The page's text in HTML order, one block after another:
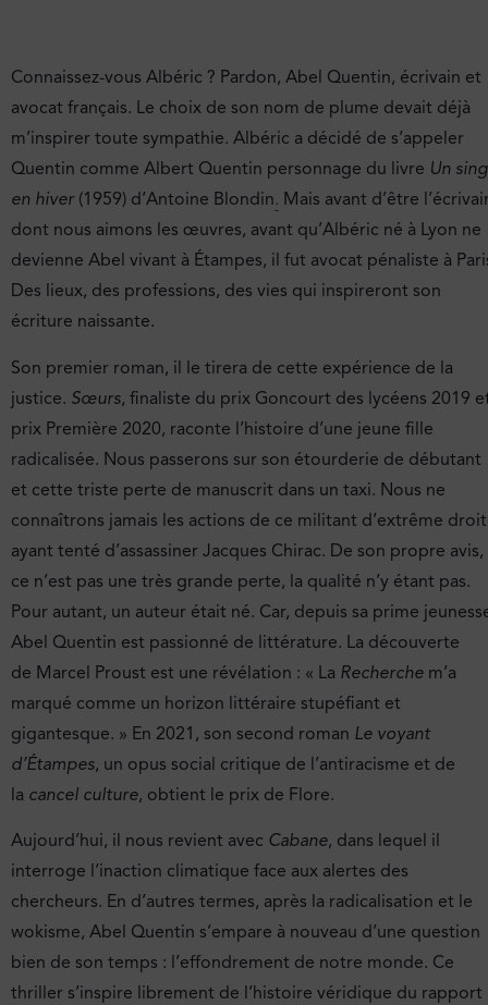
Connaissez-vous Albéric ? Pardon, Abel Quentin, écrivain et
avocat français. Le choix de son nom de plume devait déjà
m’inspirer toute sympathie. Albéric a décidé de s’appeler
Quentin comme Albert Quentin personnage du livre Un
en hiver (1959) d’Antoine Blondin. Mais avant d’être
dont nous aimons les œuvres, avant qu’Albéric né à Lyon ne
devienne Abel vivant à Étampes, il fut avocat pénaliste à
Des lieux, des professions, des vies qui inspireront son
écriture naissante.
Son premier roman, il le tirera de cette expérience de la
justice. Sœurs, finaliste du prix Goncourt des lycéens 2019
prix Première 2020, raconte l’histoire d’une jeune fille
radicalisée. Nous passerons sur son étourderie de débutant
et cette triste perte de manuscrit dans un taxi. Nous ne
connaîtrons jamais les actions de ce militant d’extrême
ayant tenté d’assassiner Jacques Chirac. De son propre avis,
ce n’est pas une très grande perte, la qualité n’y étant pas.
Pour autant, un auteur était né. Car, depuis sa prime
Abel Quentin est passionné de littérature. La découverte
de Marcel Proust est une révélation : « La Recherche m’a
marqué comme un horizon littéraire stupéfiant et
gigantesque. » En 2021, son second roman Le voyant
d’Étampes, un opus social critique de l’antiracisme et de
la cancel culture, obtient le prix de Flore.
Aujourd’hui, il nous revient avec Cabane, dans lequel il
interroge l’inaction climatique face aux alertes des
chercheurs. En d’autres termes, après la radicalisation et le
wokisme, Abel Quentin s’empare à nouveau d’une question
bien de son temps : l’effondrement de notre monde. Ce
thriller s’inspire librement de l’histoire véridique du rapport